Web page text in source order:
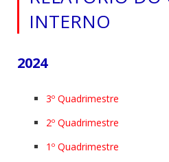
INTERNO
2024
3º Quadrimestre
2º Quadrimestre
1º Quadrimestre